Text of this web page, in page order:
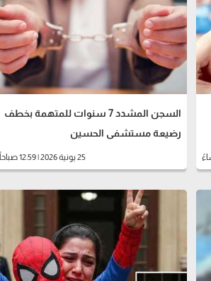
السجن المشدد 7 سنوات للمتهمة بخطف
رضيعة مستشفى الحسين
25 يونية 2026 | 12:59 صباحاً